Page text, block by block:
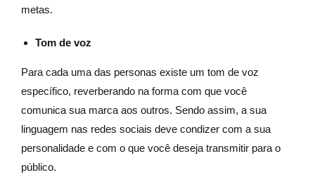
metas.
Tom de voz
Para cada uma das personas existe um tom de voz
específico, reverberando na forma com que você
comunica sua marca aos outros. Sendo assim, a sua
linguagem nas redes sociais deve condizer com a sua
personalidade e com o que você deseja transmitir para o
público.